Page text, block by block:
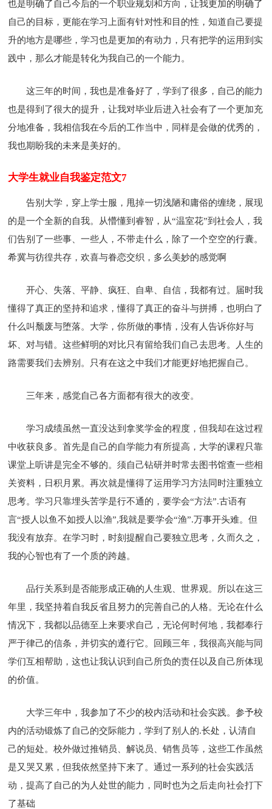
也是明确了自己今后的一个职业规划和方向，让我更加的明确了
自己的目标，更能在学习上面有针对性和目的性，知道自己要提
升的地方是哪些，学习也是更加的有动力，只有把学的运用到实
践中，那么才能是转化为我自己的一个能力。
这三年的时间，我也是准备好了，学到了很多，自己的能力
也是得到了很大的提升，让我对毕业后进入社会有了一个更加充
分地准备，我相信我在今后的工作当中，同样是会做的优秀的，
我也期盼我的未来是美好的。
大学生就业自我鉴定范文7
告别大学，穿上学士服，甩掉一切浅陋和庸俗的缠绕，展现
的是一个全新的自我。从懵懂到睿智，从“温室花”到社会人，我
们告别了一些事、一些人，不带走什么，除了一个空空的行囊。
希冀与彷徨共存，欢喜与眷恋交织，多么美妙的感觉啊
开心、失落、平静、疯狂、自卑、自信，我都有过。届时我
懂得了真正的坚持和追求，懂得了真正的奋斗与拼搏，也明白了
什么叫颓废与堕落。大学，你所做的事情，没有人告诉你好与
坏、对与错。这些鲜明的对比只有留给我们自己去思考。人生的
路需要我们去辨别。只有在这之中我们才能更好地把握自己。
三年来，感觉自己各方面都有很大的改变。
学习成绩虽然一直没达到拿奖学金的程度，但我却在这过程
中收获良多。首先是自己的自学能力有所提高，大学的课程只靠
课堂上听讲是完全不够的。须自己钻研并时常去图书馆查一些相
关资料，日积月累。再次就是懂得了运用学习方法同时注重独立
思考。学习只靠埋头苦学是行不通的，要学会“方法”.古语有
言“授人以鱼不如授人以渔”,我就是要学会“渔”.万事开头难。但
我没有放弃。在学习时，时刻提醒自己要独立思考，久而久之，
我的心智也有了一个质的跨越。
品行关系到是否能形成正确的人生观、世界观。所以在这三
年里，我坚持着自我反省且努力的完善自己的人格。无论在什么
情况下，我都以品德至上来要求自己，无论何时何地，我都奉行
严于律己的信条，并切实的遵行它。回顾三年，我很高兴能与同
学们互相帮助，这也让我认识到自己所负的责任以及自己所体现
的价值。
大学三年中，我参加了不少的校内活动和社会实践。参予校
内的活动锻炼了自己的交际能力，学到了别人的.长处，认清自
己的短处。校外做过推销员、解说员、销售员等，这些工作虽然
是又哭又累，但我依然坚持下来了。通过一系列的社会实践活
动，提高了自己的为人处世的能力，同时也为之后走向社会打下
了基础